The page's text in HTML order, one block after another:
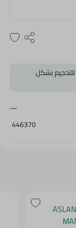
للتحجيم بشكل
446370